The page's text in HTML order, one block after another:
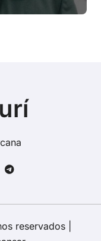
reservados